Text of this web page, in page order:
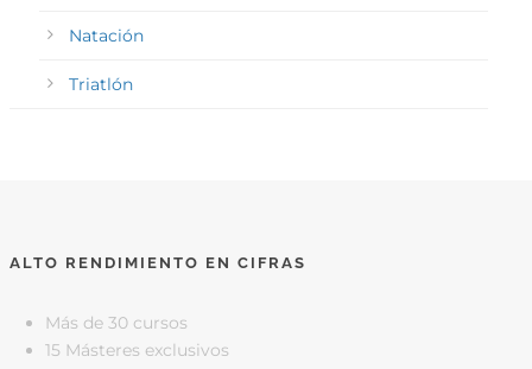
Natación
Triatlón
ALTO RENDIMIENTO EN CIFRAS
Más de 30 cursos
15 Másteres exclusivos